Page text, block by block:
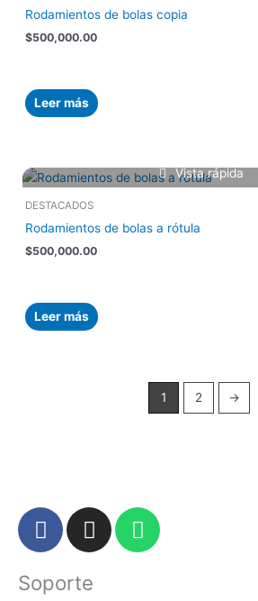
Rodamientos de bolas copia
$500,000.00
Leer más
Vista rápida
DESTACADOS
Rodamientos de bolas a rótula
$500,000.00
Leer más
1 2 →
F
a
e
I
n
t
W
h
Soporte